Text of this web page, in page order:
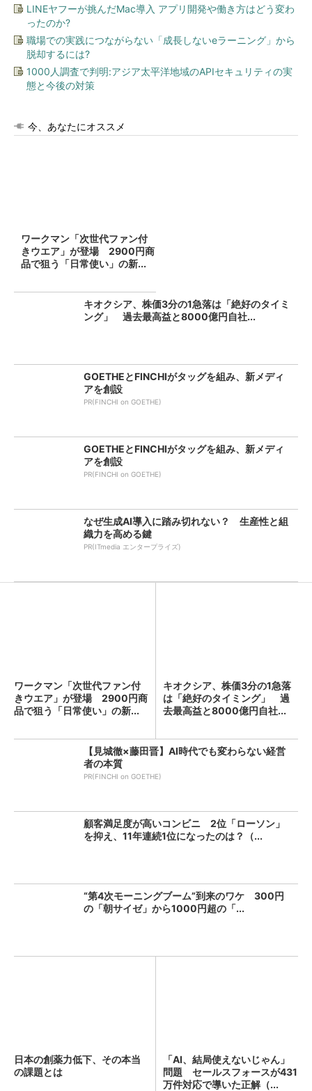
LINEヤフーが挑んだMac導入 アプリ開発や働き方はどう変わ
ったのか?
職場での実践につながらない「成長しないeラーニング」から
脱却するには?
1000人調査で判明:アジア太平洋地域のAPIセキュリティの実
態と今後の対策
今、あなたにオススメ
ワークマン「次世代ファン付
きウエア」が登場 2900円商
品で狙う「日常使い」の新...
キオクシア、株価3分の1急落は「絶好のタイミ
ング」 過去最高益と8000億円自社...
GOETHEとFINCHIがタッグを組み、新メディ
アを創設
PR(FINCHI on GOETHE)
GOETHEとFINCHIがタッグを組み、新メディ
アを創設
PR(FINCHI on GOETHE)
なぜ生成AI導入に踏み切れない？ 生産性と組
織力を高める鍵
PR(ITmedia エンタープライズ)
ワークマン「次世代ファン付
きウエア」が登場 2900円商
品で狙う「日常使い」の新...
キオクシア、株価3分の1急落
は「絶好のタイミング」 過
去最高益と8000億円自社...
【見城徹×藤田晋】AI時代でも変わらない経営
者の本質
PR(FINCHI on GOETHE)
顧客満足度が高いコンビニ 2位「ローソン」
を抑え、11年連続1位になったのは？（...
“第4次モーニングブーム”到来のワケ 300円
の「朝サイゼ」から1000円超の「...
日本の創薬力低下、その本当
の課題とは
「AI、結局使えないじゃん」
問題 セールスフォースが431
万件対応で導いた正解（...